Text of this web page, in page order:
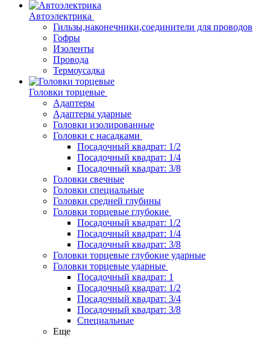
Автоэлектрика
Гильзы,наконечники,соединители для проводов
Гофры
Изоленты
Провода
Термоусадка
Головки торцевые
Адаптеры
Адаптеры ударные
Головки изолированные
Головки с насадками
Посадочный квадрат: 1/2
Посадочный квадрат: 1/4
Посадочный квадрат: 3/8
Головки свечные
Головки специальные
Головки средней глубины
Головки торцевые глубокие
Посадочный квадрат: 1/2
Посадочный квадрат: 1/4
Посадочный квадрат: 3/8
Головки торцевые глубокие ударные
Головки торцевые ударные
Посадочный квадрат: 1
Посадочный квадрат: 1/2
Посадочный квадрат: 3/4
Посадочный квадрат: 3/8
Специальные
Еще